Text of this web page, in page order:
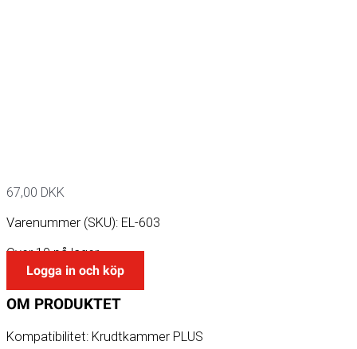
67,00 DKK
Varenummer (SKU): EL-603
Over 10 på lager
Logga in och köp
OM PRODUKTET
Kompatibilitet: Krudtkammer PLUS